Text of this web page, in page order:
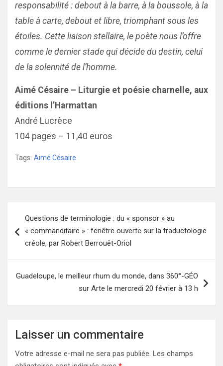
responsabilité : debout à la barre, à la boussole, à la
table à carte, debout et libre, triomphant sous les
étoiles. Cette liaison stellaire, le poète nous l’offre
comme le dernier stade qui décide du destin, celui
de la solennité de l’homme.
Aimé Césaire – Liturgie et poésie charnelle, aux
éditions l’Harmattan
André Lucrèce
104 pages – 11,40 euros
Tags: Aimé Césaire
de
l’article
Questions de terminologie : du « sponsor » au
« commanditaire » : fenêtre ouverte sur la traductologie
créole, par Robert Berrouët-Oriol
Guadeloupe, le meilleur rhum du monde, dans 360°-GÉO
sur Arte le mercredi 20 février à 13 h
Laisser un commentaire
Votre adresse e-mail ne sera pas publiée. Les champs